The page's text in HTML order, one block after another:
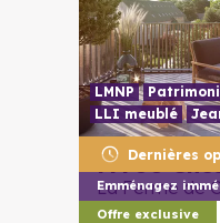
Dernières
Emménagez
Offre exclusive
LMNP
LLI meublé
77700
La Ferme de